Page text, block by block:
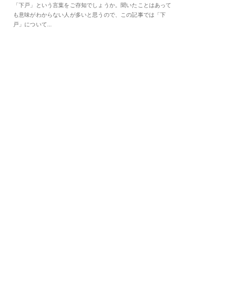
「下戸」という言葉をご存知でしょうか。聞いたことはあって
も意味がわからない人が多いと思うので、この記事では「下
戸」について...